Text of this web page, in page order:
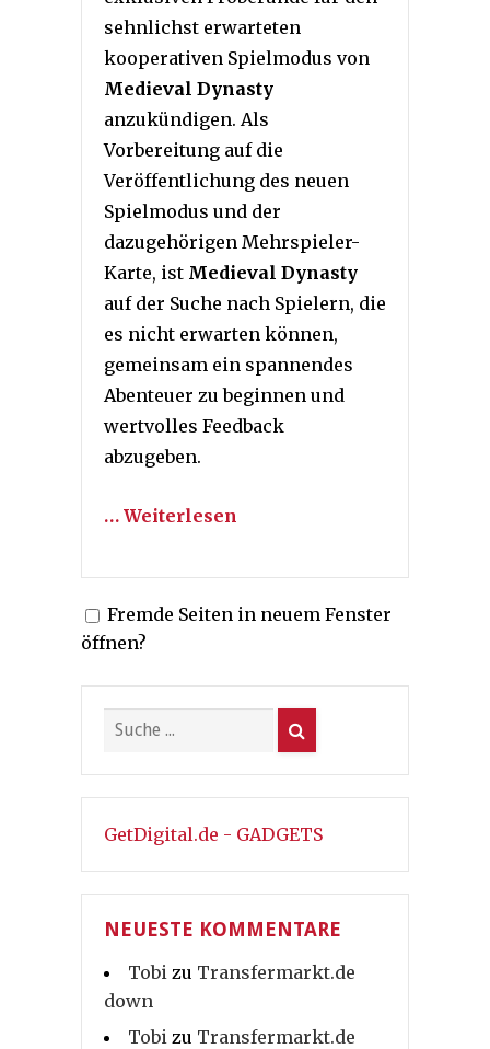
sehnlichst erwarteten
kooperativen Spielmodus von
Medieval Dynasty
anzukündigen. Als
Vorbereitung auf die
Veröffentlichung des neuen
Spielmodus und der
dazugehörigen Mehrspieler-
Karte, ist Medieval Dynasty
auf der Suche nach Spielern, die
es nicht erwarten können,
gemeinsam ein spannendes
Abenteuer zu beginnen und
wertvolles Feedback
abzugeben.
… Weiterlesen
Fremde Seiten in neuem Fenster
öffnen?
GetDigital.de - GADGETS
NEUESTE KOMMENTARE
Tobi zu Transfermarkt.de
down
Tobi zu Transfermarkt.de